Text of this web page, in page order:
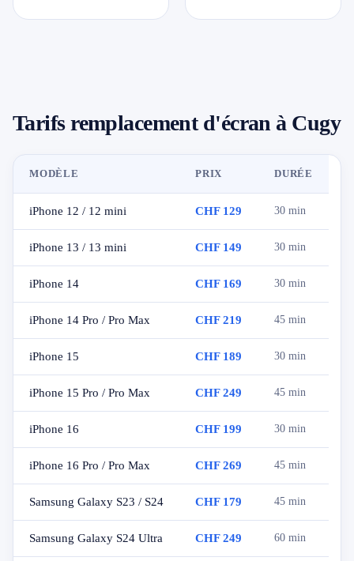
Tarifs remplacement d'écran à Cugy
MODÈLE PRIX DURÉE
iPhone 12 / 12 mini CHF 129 30 min
iPhone 13 / 13 mini CHF 149 30 min
iPhone 14 CHF 169 30 min
iPhone 14 Pro / Pro Max CHF 219 45 min
iPhone 15 CHF 189 30 min
iPhone 15 Pro / Pro Max CHF 249 45 min
iPhone 16 CHF 199 30 min
iPhone 16 Pro / Pro Max CHF 269 45 min
Samsung Galaxy S23 / S24 CHF 179 45 min
Samsung Galaxy S24 Ultra CHF 249 60 min